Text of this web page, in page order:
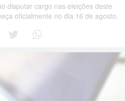
disputar cargo nas eleições deste
oficialmente no dia 16 de agosto.